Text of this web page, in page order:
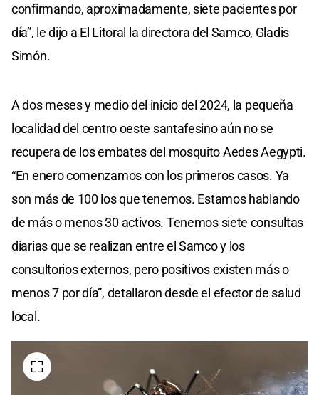
confirmando, aproximadamente, siete pacientes por
día”, le dijo a El Litoral la directora del Samco, Gladis
Simón.
A dos meses y medio del inicio del 2024, la pequeña
localidad del centro oeste santafesino aún no se
recupera de los embates del mosquito Aedes Aegypti.
“En enero comenzamos con los primeros casos. Ya
son más de 100 los que tenemos. Estamos hablando
de más o menos 30 activos. Tenemos siete consultas
diarias que se realizan entre el Samco y los
consultorios externos, pero positivos existen más o
menos 7 por día”, detallaron desde el efector de salud
local.